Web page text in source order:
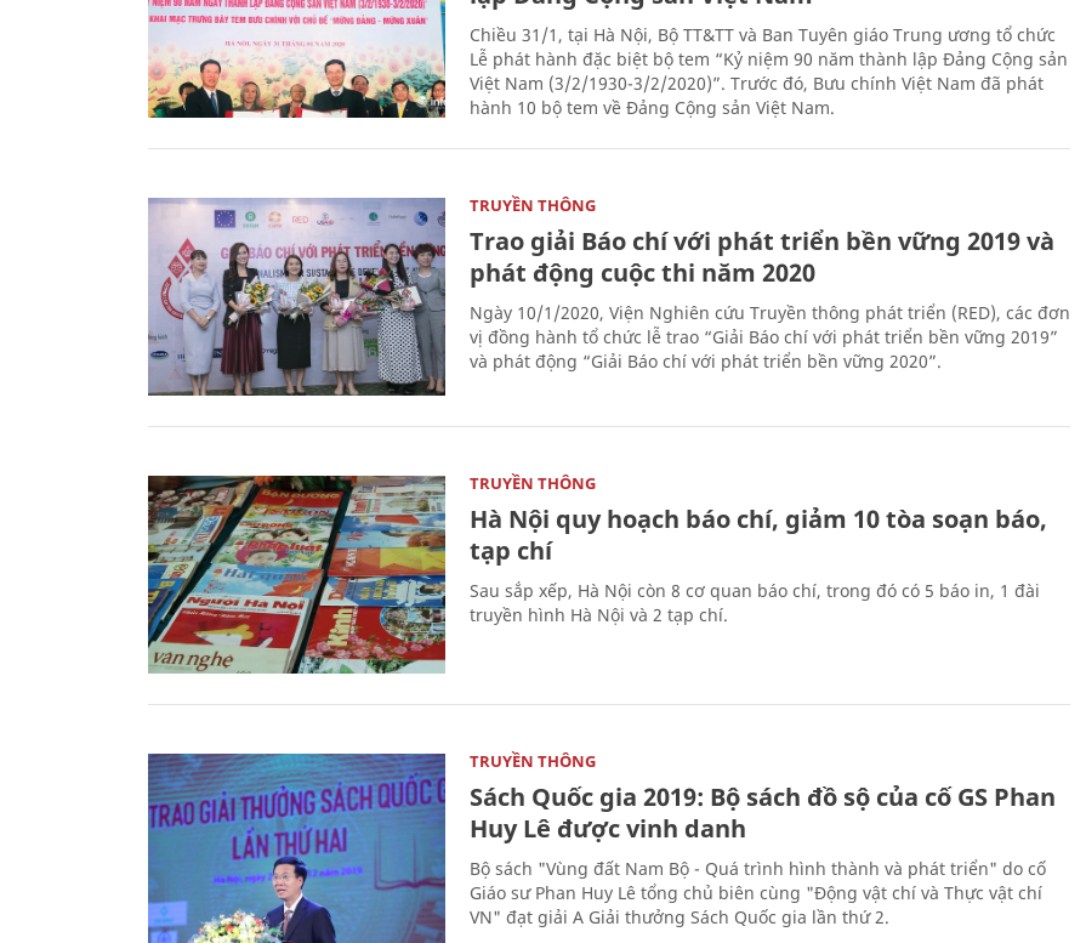
Chiều 31/1, tại Hà Nội, Bộ TT&TT và Ban Tuyên giáo Trung ương tổ chức
Lễ phát hành đặc biệt bộ tem “Kỷ niệm 90 năm thành lập Đảng Cộng sản
Việt Nam (3/2/1930-3/2/2020)”. Trước đó, Bưu chính Việt Nam đã phát
hành 10 bộ tem về Đảng Cộng sản Việt Nam.
TRUYỀN THÔNG
Trao giải Báo chí với phát triển bền vững 2019 và
phát động cuộc thi năm 2020
Ngày 10/1/2020, Viện Nghiên cứu Truyền thông phát triển (RED), các đơn
vị đồng hành tổ chức lễ trao “Giải Báo chí với phát triển bền vững 2019”
và phát động “Giải Báo chí với phát triển bền vững 2020”.
TRUYỀN THÔNG
Hà Nội quy hoạch báo chí, giảm 10 tòa soạn báo,
tạp chí
Sau sắp xếp, Hà Nội còn 8 cơ quan báo chí, trong đó có 5 báo in, 1 đài
truyền hình Hà Nội và 2 tạp chí.
TRUYỀN THÔNG
Sách Quốc gia 2019: Bộ sách đồ sộ của cố GS Phan
Huy Lê được vinh danh
Bộ sách "Vùng đất Nam Bộ - Quá trình hình thành và phát triển" do cố
Giáo sư Phan Huy Lê tổng chủ biên cùng "Động vật chí và Thực vật chí
VN" đạt giải A Giải thưởng Sách Quốc gia lần thứ 2.